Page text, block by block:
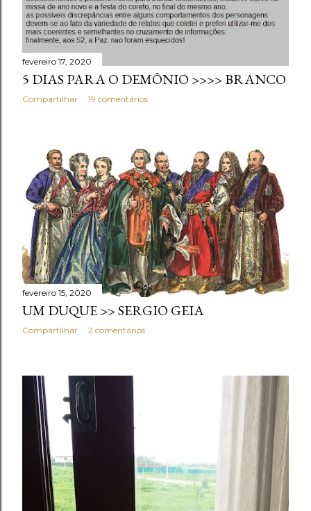
fevereiro 17, 2020
5 DIAS PARA O DEMÔNIO >>>> BRANCO
Compartilhar 19 comentários
fevereiro 15, 2020
UM DUQUE >> SERGIO GEIA
Compartilhar 2 comentários